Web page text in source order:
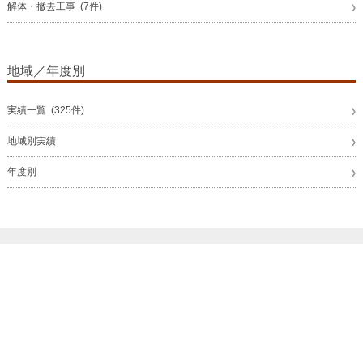
解体・撤去工事 (7件)
地域／年度別
実績一覧 (325件)
地域別実績
年度別